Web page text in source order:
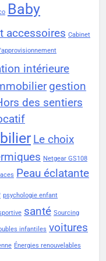
Baby
accessoires Cabinet
intérieure
gestion
des sentiers
Le choix
Netgear GS108
Peau éclatante
psychologie enfant
santé Sourcing
infantiles voitures
Énergies renouvelables